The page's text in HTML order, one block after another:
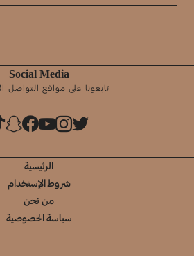
Social Media
تابعونا على مواقع التواصل
الرئيسية
شروط الإستخدام
من نحن
سياسة الخصوصية